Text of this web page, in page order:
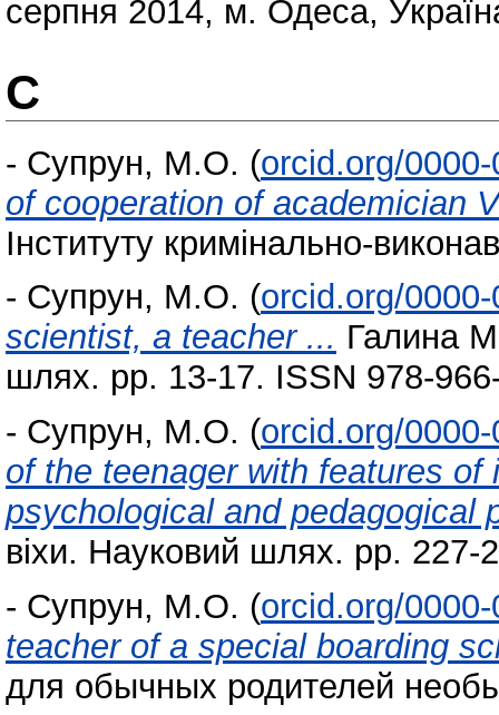
серпня 2014, м. Одеса,
С
- Супрун, М.О. (orcid.org/
of cooperation of academician
Інституту кримінально-
- Супрун, М.О. (orcid.org/
scientist, a teacher ... Галина
шлях. pp. 13-17. ISSN 978-
- Супрун, М.О. (orcid.org/
of the teenager with features
psychological and pedagogical
віхи. Науковий шлях. pp.
- Супрун, М.О. (orcid.org/
teacher of a special boarding
для обычных родителей